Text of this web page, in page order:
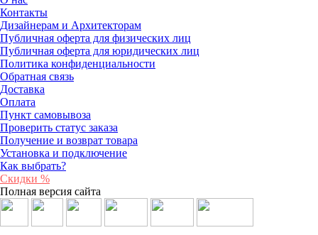
Контакты
Дизайнерам и Архитекторам
Публичная оферта для физических лиц
Публичная оферта для юридических лиц
Политика конфиденциальности
Обратная связь
Доставка
Оплата
Пункт самовывоза
Проверить статус заказа
Получение и возврат товара
Установка и подключение
Как выбрать?
Скидки %
Полная версия сайта